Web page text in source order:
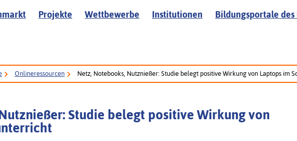
Projekte Wettbewerbe Institutionen Bildungsportale des
Onlineressourcen Netz, Notebooks, Nutznießer: Studie belegt positive Wirkung von Laptops im
Studie belegt positive Wirkung von